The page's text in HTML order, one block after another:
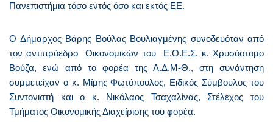
Πανεπιστήμια τόσο εντός όσο και εκτός ΕΕ.
Ο Δήμαρχος Βάρης Βούλας Βουλιαγμένης συνοδευόταν από
τον αντιπρόεδρο
Οικονομικών του
Ε.Ο.Ε.Σ. κ. Χρυσόστομο
Βούζα, ενώ από το φορέα της Α.Δ.Μ-Θ., στη συνάντηση
συμμετείχαν ο κ. Μίμης Φωτόπουλος, Ειδικός Σύμβουλος του
Συντονιστή και ο κ. Νικόλαος Τσαχαλίνας, Στέλεχος του
Τμήματος Οικονομικής Διαχείρισης του φορέα.